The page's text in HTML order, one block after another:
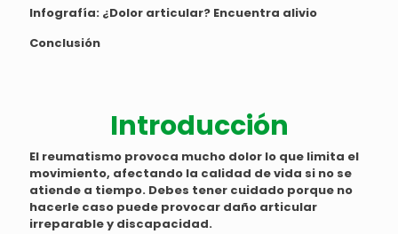
Infografía: ¿Dolor articular? Encuentra alivio
Conclusión
Introducción
El reumatismo provoca mucho dolor lo que limita el
movimiento, afectando la calidad de vida si no se
atiende a tiempo. Debes tener cuidado porque no
hacerle caso puede provocar daño articular
irreparable y discapacidad.